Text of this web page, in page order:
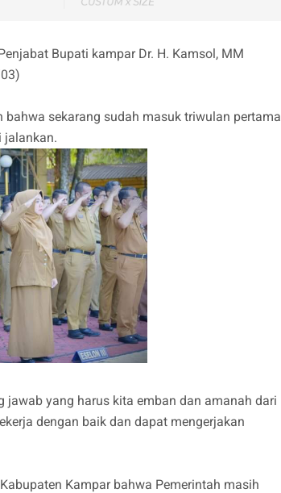
Bupati kampar Dr. H. Kamsol, MM
sekarang sudah masuk triwulan pertama
jalankan.
yang harus kita emban dan amanah dari
dengan baik dan dapat mengerjakan
Kampar bahwa Pemerintah masih